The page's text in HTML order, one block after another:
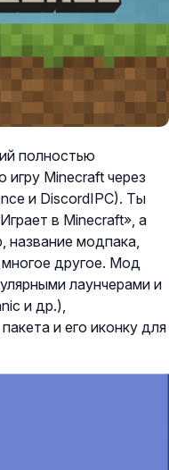
полностью
игру Minecraft через
и DiscordIPC). Ты
в Minecraft», а
название модпака,
другое. Мод
лаунчерами и
и др.),
и его иконку для